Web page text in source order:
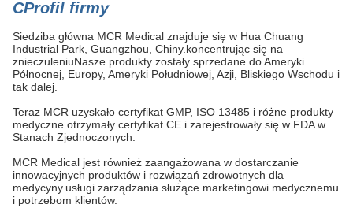
CProfil firmy
Siedziba główna MCR Medical znajduje się w Hua Chuang
Industrial Park, Guangzhou, Chiny.koncentrując się na
znieczuleniuNasze produkty zostały sprzedane do Ameryki
Północnej, Europy, Ameryki Południowej, Azji, Bliskiego Wschodu i
tak dalej.
Teraz MCR uzyskało certyfikat GMP, ISO 13485 i różne produkty
medyczne otrzymały certyfikat CE i zarejestrowały się w FDA w
Stanach Zjednoczonych.
MCR Medical jest również zaangażowana w dostarczanie
innowacyjnych produktów i rozwiązań zdrowotnych dla
medycyny.usługi zarządzania służące marketingowi medycznemu
i potrzebom klientów.